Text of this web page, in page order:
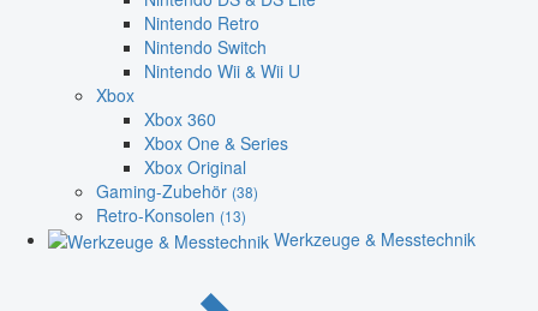
Nintendo Retro
Nintendo Switch
Nintendo Wii & Wii U
Xbox
Xbox 360
Xbox One & Series
Xbox Original
Gaming-Zubehör (38)
Retro-Konsolen (13)
Werkzeuge & Messtechnik